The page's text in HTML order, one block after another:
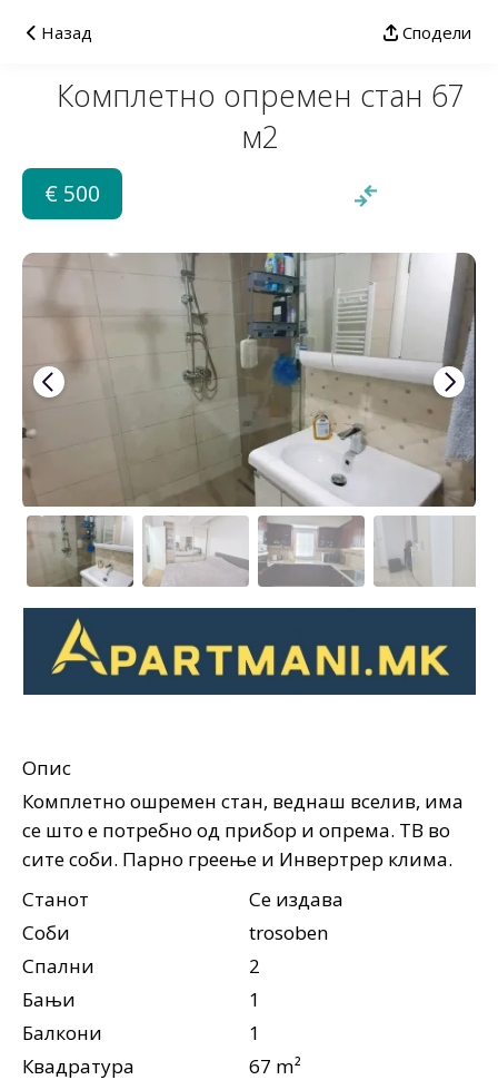
Назад Сподели
Комплетно опремен стан 67
м2
€ 500
Опис
Комплетно ошремен стан, веднаш вселив, има
се што е потребно од прибор и опрема. ТВ во
сите соби. Парно греење и Инвертрер клима.
Станот
Се издава
Соби
trosoben
Спални
2
Бањи
1
Балкони
1
Квадратура
67 m²